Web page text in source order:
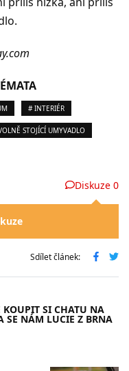
# INTERIÉR
STOJÍCÍ UMYVADLO
Diskuze 0
Sdílet článek:
KOUPIT SI CHATU NA
SE NÁM LUCIE Z BRNA